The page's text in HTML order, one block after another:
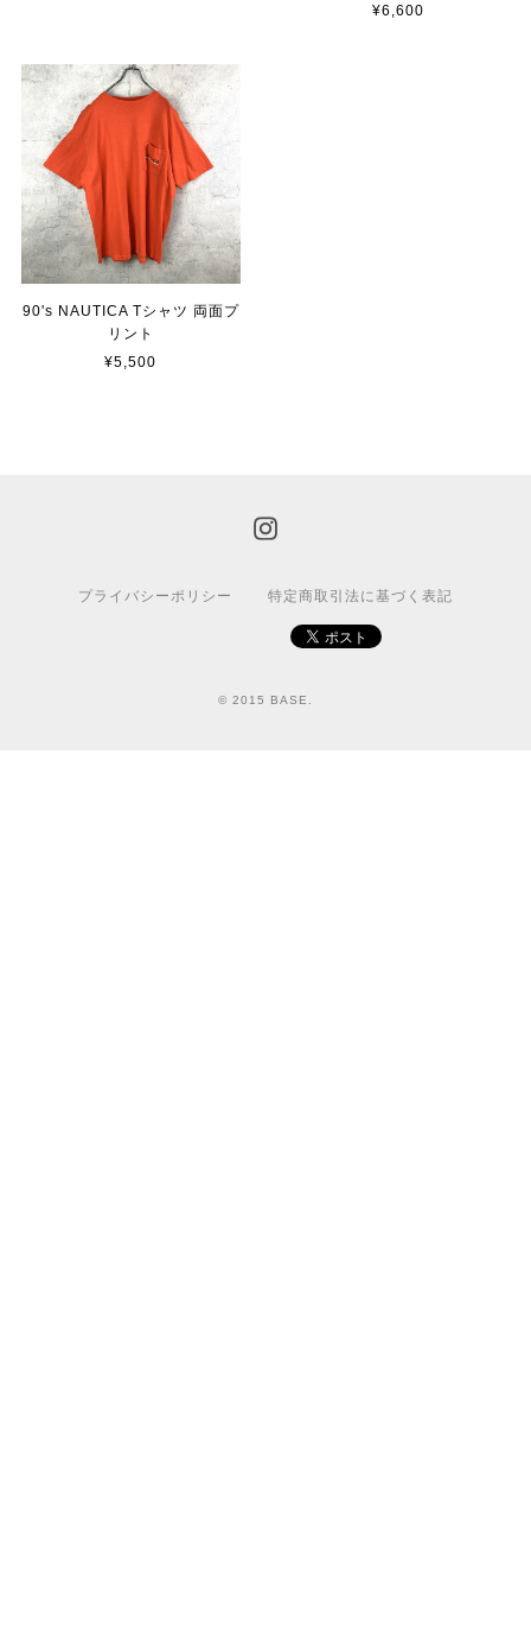
¥6,600
90's NAUTICA Tシャツ 両面プ
リント
¥5,500
プライバシーポリシー 特定商取引法に基づく表記
© 2015 BASE.